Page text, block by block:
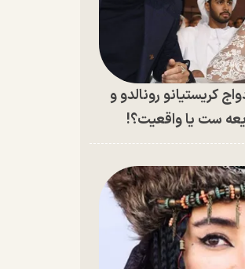
کریستیانو رونالدو و
ست یا واقعیت؟!